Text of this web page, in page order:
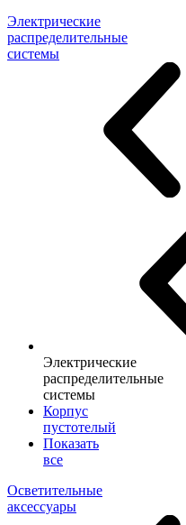
Электрические
распределительные
системы
Электрические
распределительные
системы
Корпус
пустотелый
Показать
все
Осветительные
аксессуары